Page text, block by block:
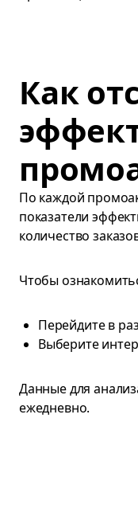
Как
По каждой
показатели
количество
Чтобы
Перейдите в
Выберите
Данные для
ежедневно.